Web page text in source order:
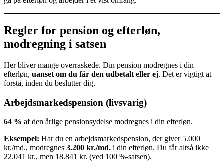
Regler for pension og efterløn,
modregning i satsen
Her bliver mange overraskede. Din pension modregnes i din
efterløn, uanset om du får den udbetalt eller ej. Det er vigtigt at
forstå, inden du beslutter dig.
Arbejdsmarkedspension (livsvarig)
64 % af den årlige pensionsydelse modregnes i din efterløn.
Eksempel: Har du en arbejdsmarkedspension, der giver 5.000
kr./md., modregnes 3.200 kr./md. i din efterløn. Du får altså ikke
22.041 kr., men 18.841 kr. (ved 100 %-satsen).